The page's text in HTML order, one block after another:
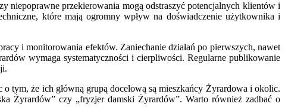
niepoprawne przekierowania mogą odstraszyć potencjalnych klientów i
które mają ogromny wpływ na doświadczenie użytkownika i
i monitorowania efektów. Zaniechanie działań po pierwszych, nawet
wymaga systematyczności i cierpliwości. Regularne publikowanie
tym, że ich główną grupą docelową są mieszkańcy Żyrardowa i okolic.
Żyrardów” czy „fryzjer damski Żyrardów”. Warto również zadbać o